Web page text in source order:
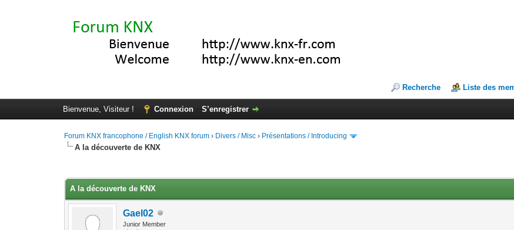
Recherche Liste des
Bienvenue, Visiteur ! Connexion S’enregistrer
Forum KNX francophone / English KNX forum › Divers / Misc › Présentations / Introducing
A la découverte de KNX
A la découverte de KNX
Gael02
Junior Member